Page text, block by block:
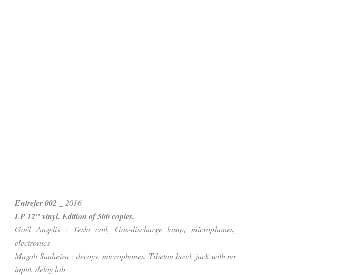
Entrefer 002 _ 2016
LP 12" vinyl. Edition of 500 copies.
Gaël Angelis : Tesla coil, Gas-discharge lamp, microphones,
electronics
Magali Sanheira : decoys, microphones, Tibetan bowl, jack with no
input, delay lab